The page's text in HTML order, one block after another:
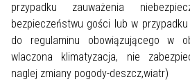
przypadku zauważenia
bezpieczeństwu gości lub w
do regulaminu obowiązującego w
wlaczona klimatyzacja, nie
naglej zmiany pogody-deszcz,wiatr)